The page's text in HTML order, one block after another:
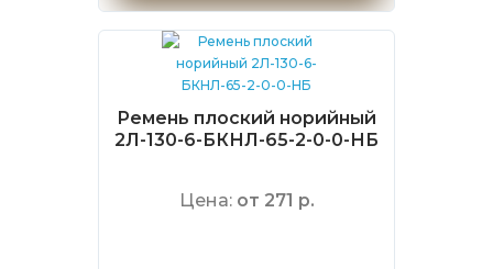
Ремень плоский норийный
2Л-130-6-БКНЛ-65-2-0-0-НБ
Цена: от 271 р.